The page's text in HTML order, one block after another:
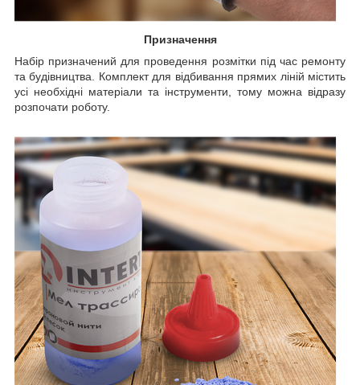
Призначення
Набір призначений для проведення розмітки під час ремонту
та будівництва. Комплект для відбивання прямих ліній містить
усі необхідні матеріали та інструменти, тому можна відразу
розпочати роботу.